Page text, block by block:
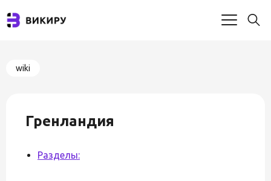
wiki
Гренландия
Разделы: